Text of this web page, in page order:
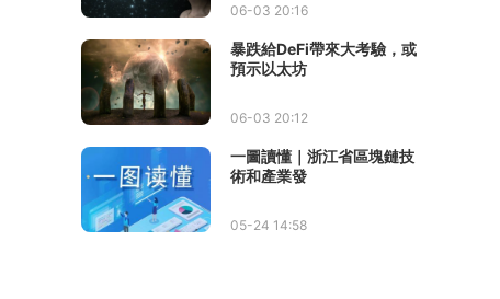
06-03 20:16
暴跌給DeFi帶來大考驗，或
預示以太坊
06-03 20:12
一圖讀懂｜浙江省區塊鏈技
術和產業發
05-24 14:58